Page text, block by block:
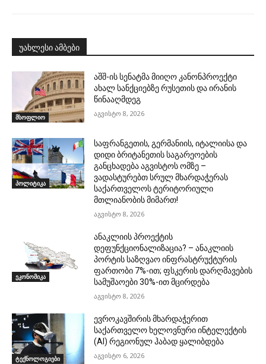
უახლესი ამბები
მსოფლიო
აშშ-ის სენატმა მიიღო კანონპროექტი
ახალ სანქციებზე რუსეთის და ირანის
წინააღმდეგ
აგვისტო 8, 2026
პოლიტიკა
საფრანგეთის, გერმანიის, იტალიისა და
დიდი ბრიტანეთის საგარეოების
განცხადება აგვისტოს ომზე –
ვადასტურებთ სრულ მხარდაჭერას
საქართველოს ტერიტორიული
მთლიანობის მიმართ!
აგვისტო 8, 2026
ეკონომიკა
ანაკლიის პროექტის
დეფუნქციონალიზაცია? – ანაკლიის
პორტის საზღვაო ინფრასტრუქტურის
ფართობი 7%-ით; ფსკერის დარღმავების
სამუშაოები 30%-ით მცირდება
აგვისტო 8, 2026
ტექნოლოგიები
ევროკავშირის მხარდაჭერით
საქართველო ხელოვნური ინტელექტის
(AI) რეგიონულ ჰაბად ყალიბდება
აგვისტო 6, 2026